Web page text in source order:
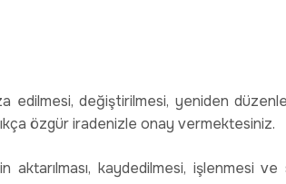
değiştirilmesi, yeniden
özgür iradenizle onay vermektesiniz.
kaydedilmesi, işlenmesi ve